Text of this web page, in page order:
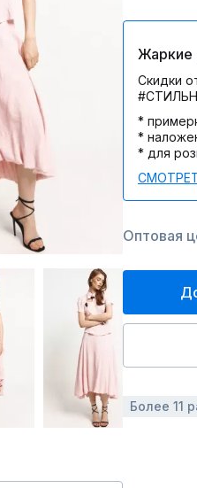
Жаркие
Скидки
*
*
* для
Оптовая
Более 11